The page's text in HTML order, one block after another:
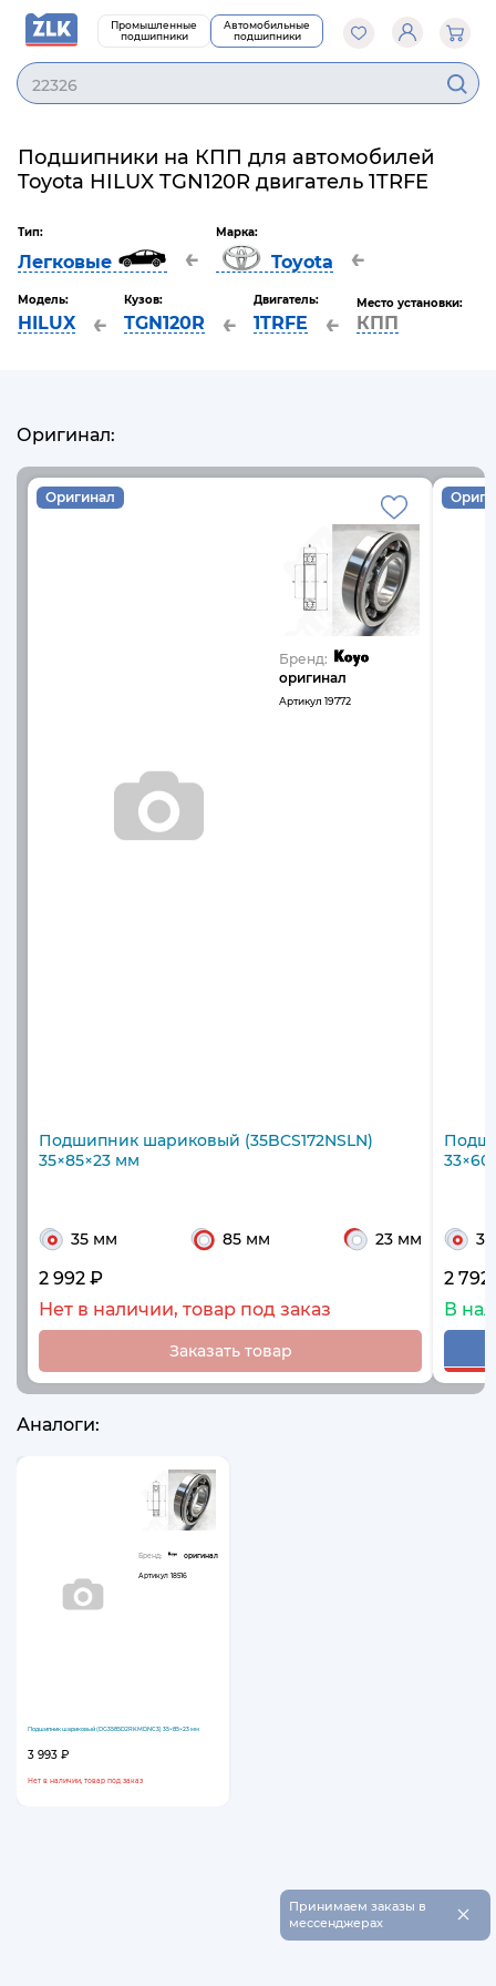
Промышленные
подшипники
Автомобильные
подшипники
22326
Подшипники на КПП для автомобилей
Toyota HILUX TGN120R двигатель 1TRFE
Тип:
Легковые ←
Марка:
Toyota ←
Модель:
HILUX ←
Кузов:
TGN120R ←
Двигатель:
1TRFE ←
Место установки:
КПП
Оригинал:
Оригинал
Бренд:
оригинал
Артикул 19772
Подшипник шариковый (35BCS172NSLN)
35×85×23 мм
35 мм 85 мм 23 мм
2 992 ₽
Нет в наличии, товар под заказ
Заказать товар
2
В
Аналоги:
Бренд: оригинал
Артикул 18516
Подшипник шариковый (DG3585D2RKMDNC3) 35×85×23 мм
3 993 ₽
Нет в наличии, товар под заказ
Принимаем заказы в
мессенджерах
×